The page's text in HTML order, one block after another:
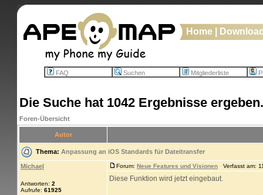
Home
FAQ Suchen Mitgliederliste
Die Suche hat 1042 Ergebnisse ergeben.
Foren-Übersicht
Autor
Thema: Anpassung an iOS Standards für Dateitransfer
Michael
Antworten: 2
Aufrufe: 61925
Forum: Neue Features und Visionen Verfasst am:
Diese Funktion wird jetzt eingebaut.